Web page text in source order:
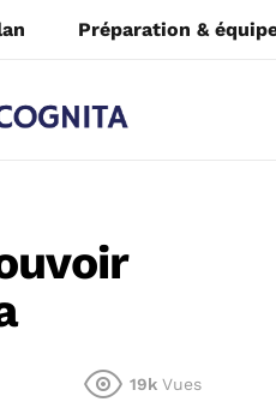
Préparation &
19k Vues